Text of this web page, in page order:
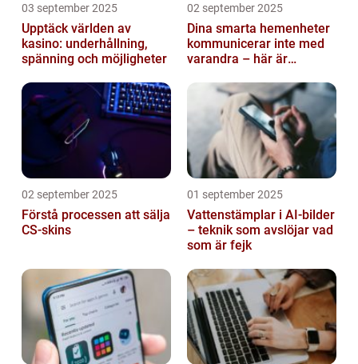
03 september 2025
Upptäck världen av
kasino: underhållning,
spänning och möjligheter
02 september 2025
Dina smarta hemenheter
kommunicerar inte med
varandra – här är
02 september 2025
Förstå processen att sälja
CS-skins
01 september 2025
Vattenstämplar i AI-bilder
– teknik som avslöjar vad
som är fejk